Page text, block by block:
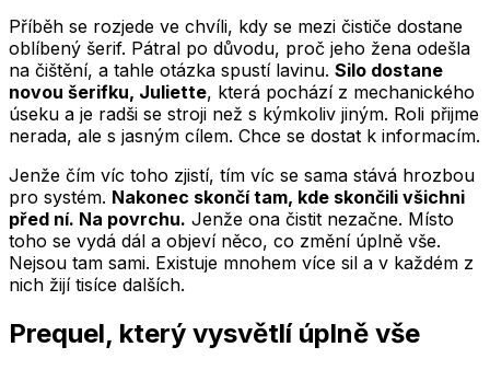
Příběh se rozjede ve chvíli, kdy se mezi čističe dostane
oblíbený šerif. Pátral po důvodu, proč jeho žena odešla
na čištění, a tahle otázka spustí lavinu. Silo dostane
novou šerifku, Juliette, která pochází z mechanického
úseku a je radši se stroji než s kýmkoliv jiným. Roli přijme
nerada, ale s jasným cílem. Chce se dostat k informacím.
Jenže čím víc toho zjistí, tím víc se sama stává hrozbou
pro systém. Nakonec skončí tam, kde skončili všichni
před ní. Na povrchu. Jenže ona čistit nezačne. Místo
toho se vydá dál a objeví něco, co změní úplně vše.
Nejsou tam sami. Existuje mnohem více sil a v každém z
nich žijí tisíce dalších.
Prequel, který vysvětlí úplně vše